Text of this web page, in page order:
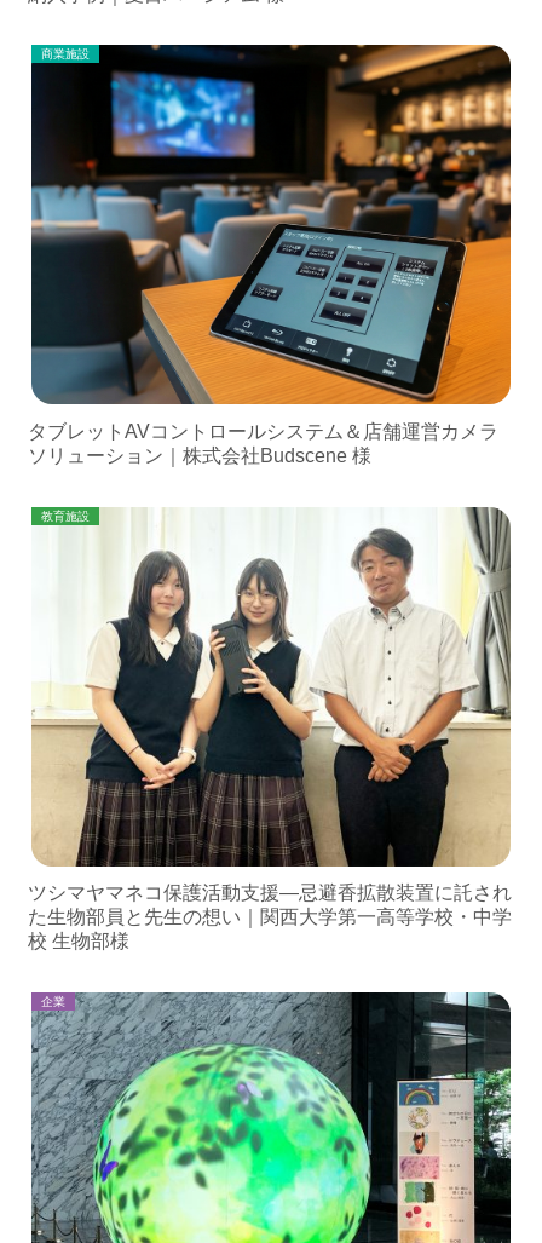
商業施設
タブレットAVコントロールシステム＆店舗運営カメラ
ソリューション｜株式会社Budscene 様
教育施設
ツシマヤマネコ保護活動支援―忌避香拡散装置に託され
た生物部員と先生の想い｜関西大学第一高等学校・中学
校 生物部様
企業